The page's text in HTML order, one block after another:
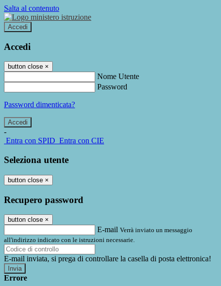
Salta al contenuto
Accedi
Accedi
button close ×
Nome Utente
Password
Password dimenticata?
-
Entra con SPID Entra con CIE
Seleziona utente
button close ×
Recupero password
button close ×
E-mail Verrà inviato un messaggio
all'indirizzo indicato con le istruzioni necessarie.
E-mail inviata, si prega di controllare la casella di posta elettronica!
Errore